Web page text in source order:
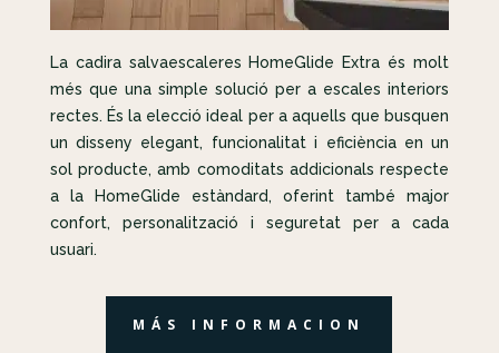
La cadira salvaescaleres HomeGlide Extra és molt
més que una simple solució per a escales interiors
rectes. És la elecció ideal per a aquells que busquen
un disseny elegant, funcionalitat i eficiència en un
sol producte, amb comoditats addicionals respecte
a la HomeGlide estàndard, oferint també major
confort, personalització i seguretat per a cada
usuari.
MÁS INFORMACION